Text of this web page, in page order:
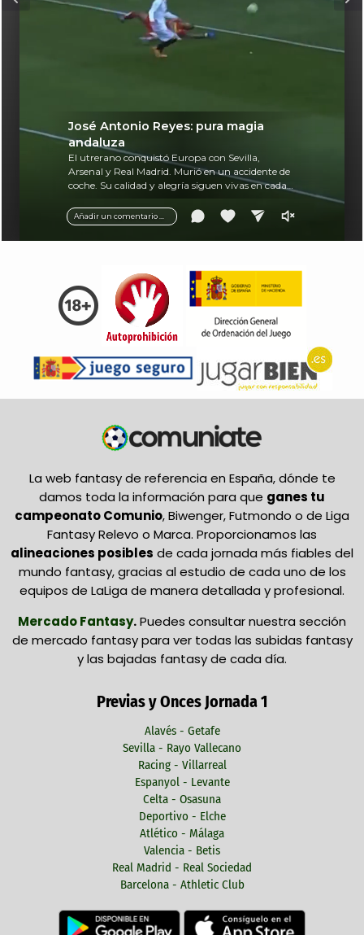
Añadir un comentario ...
José Antonio Reyes: pura magia
andaluza
El utrerano conquistó Europa con Sevilla,
Arsenal y Real Madrid. Murió en un accidente de
coche. Su calidad y alegría siguen vivas en cada
La web fantasy de referencia en España, dónde te
damos toda la información para que ganes tu
campeonato Comunio, Biwenger, Futmondo o de Liga
Fantasy Relevo o Marca. Proporcionamos las
alineaciones posibles de cada jornada más fiables del
mundo fantasy, gracias al estudio de cada uno de los
equipos de LaLiga de manera detallada y profesional.
Mercado Fantasy.Puedes consultar nuestra sección
de mercado fantasy para ver todas las subidas fantasy
y las bajadas fantasy de cada día.
Previas y Onces Jornada 1
Alavés - Getafe
Sevilla - Rayo Vallecano
Racing - Villarreal
Espanyol - Levante
Celta - Osasuna
Deportivo - Elche
Atlético - Málaga
Valencia - Betis
Real Madrid - Real Sociedad
Barcelona - Athletic Club